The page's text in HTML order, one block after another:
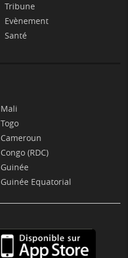
Tribune
Evènement
Santé
Mali
Togo
Cameroun
Congo (RDC)
Guinée
Guinée Equatorial